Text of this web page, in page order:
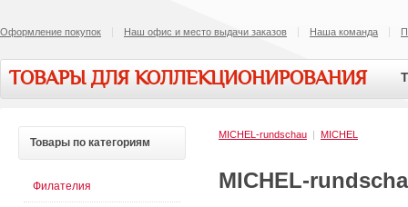
Оформление покупок Наш офис и место выдачи заказов Наша команда
ТОВАРЫ ДЛЯ КОЛЛЕКЦИОНИРОВАНИЯ
MICHEL-rundschau | MICHEL
MICHEL-
Товары по категориям
Филателия